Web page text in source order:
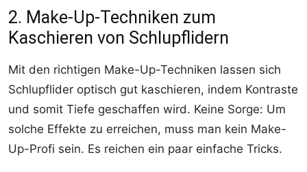
2. Make-Up-Techniken zum
Kaschieren von Schlupflidern
Mit den richtigen Make-Up-Techniken lassen sich
Schlupflider optisch gut kaschieren, indem Kontraste
und somit Tiefe geschaffen wird. Keine Sorge: Um
solche Effekte zu erreichen, muss man kein Make-
Up-Profi sein. Es reichen ein paar einfache Tricks.